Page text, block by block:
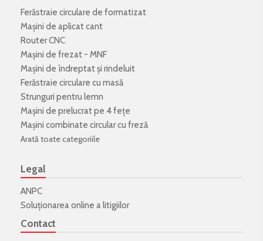
Ferăstraie circulare de formatizat
Mașini de aplicat cant
Router CNC
Mașini de frezat - MNF
Mașini de îndreptat și rindeluit
Ferăstraie circulare cu masă
Strunguri pentru lemn
Mașini de prelucrat pe 4 fețe
Mașini combinate circular cu freză
Arată toate categoriile
Legal
ANPC
Soluționarea online a litigiilor
Contact